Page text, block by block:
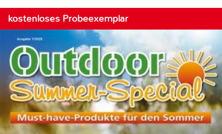
kostenloses Probeexemplar